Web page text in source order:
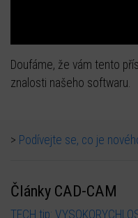
Doufáme, že vám tento
znalosti našeho softwaru.
> Podívejte se, co je
Články CAD-CAM
TECH tip: